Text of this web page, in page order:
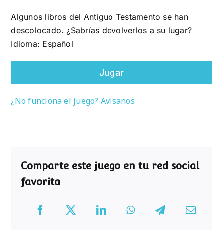
Algunos libros del Antiguo Testamento se han
descolocado. ¿Sabrías devolverlos a su lugar?
Idioma: Español
Jugar
¿No funciona el juego? Avísanos
Comparte este juego en tu red social
favorita